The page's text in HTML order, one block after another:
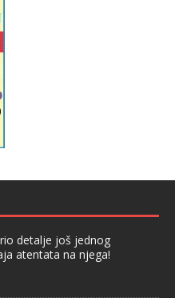
detalje još jednog
atentata na njega!